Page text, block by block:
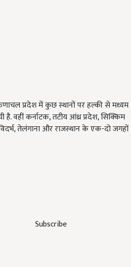
Subscribe
प्रदेश में कुछ स्थानों पर हल्की से मध्यम
वहीं कर्नाटक, तटीय आंध्र प्रदेश, सिक्किम
तेलंगाना और राजस्थान के एक-दो जगहों